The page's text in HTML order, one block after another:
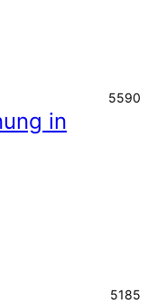
5590
in
5185